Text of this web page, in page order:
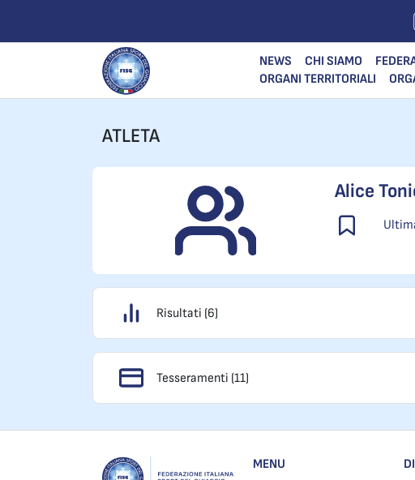
NEWS CHI SIAMO
ORGANI TERRITORIALI
ATLETA
Alice
Risultati (6)
Tesseramenti (11)
MENU